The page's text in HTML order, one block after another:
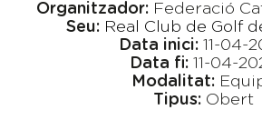
Organitzador: Federació
Seu: Real Club de Golf
Data inici: 11-04-
Data fi: 11-04-
Modalitat:
Tipus: Obert